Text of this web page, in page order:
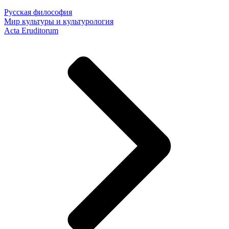
Русская философия
Мир культуры и культурология
Acta Eruditorum